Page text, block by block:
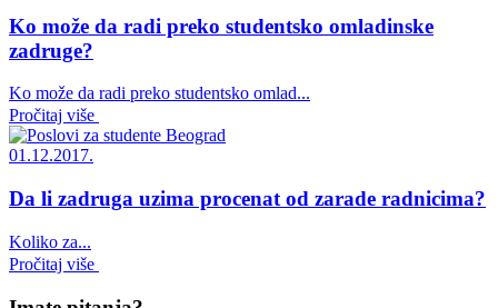
Ko može da radi preko studentsko omladinske
zadruge?
Ko može da radi preko studentsko omlad...
Pročitaj više
01.12.2017.
Da li zadruga uzima procenat od zarade radnicima?
Koliko za...
Pročitaj više